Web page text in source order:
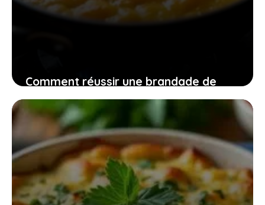
Comment réussir une brandade de
morue onctueuse gratinée au four qui
séduit tous les amateurs de saveurs
8 janvier 2026